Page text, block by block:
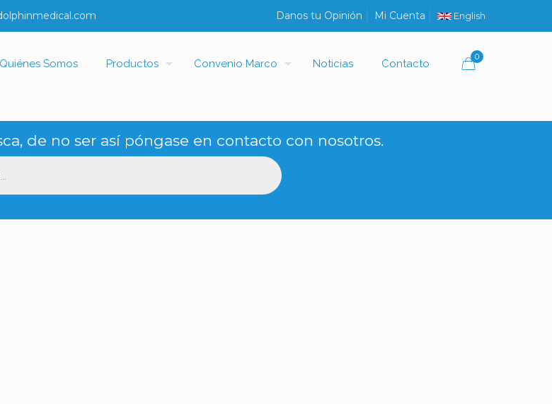
Danos tu Opinión Mi Cuenta English
Quiénes Somos Productos Convenio Marco Noticias Contacto
0
de no ser así póngase en contacto con nosotros.